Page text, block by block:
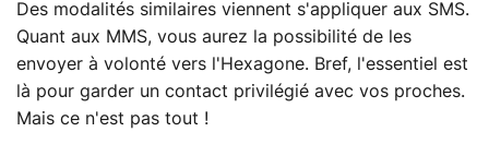
Des modalités similaires viennent s'appliquer aux SMS.
Quant aux MMS, vous aurez la possibilité de les
envoyer à volonté vers l'Hexagone. Bref, l'essentiel est
là pour garder un contact privilégié avec vos proches.
Mais ce n'est pas tout !